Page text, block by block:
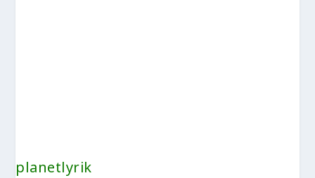
planetlyrik